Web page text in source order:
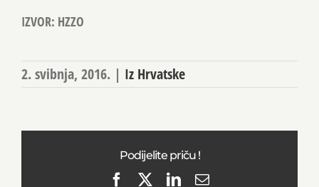
IZVOR: HZZO
2. svibnja, 2016. | Iz Hrvatske
Podijelite priču !
FacebookLinkedIn
Email